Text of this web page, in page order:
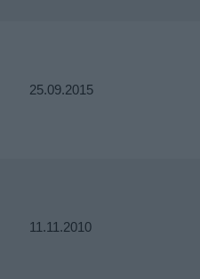
25.09.2015
11.11.2010